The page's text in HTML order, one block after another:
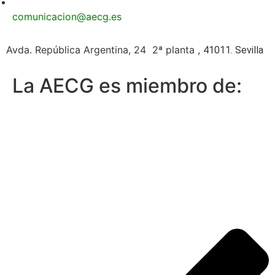
comunicacion@aecg.es
Avda. República Argentina, 24 2ª planta , 41011. Sevilla
La AECG es miembro de: